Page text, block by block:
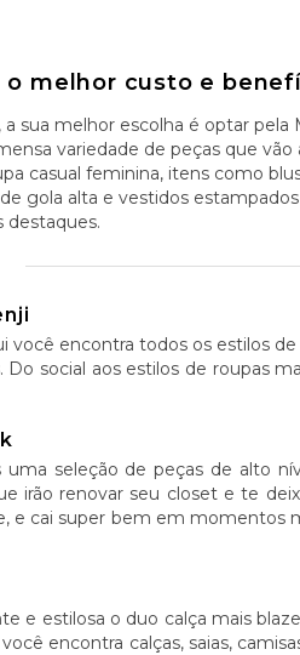
o melhor custo e
sua melhor escolha é optar pela
variedade de peças que vão
casual feminina, itens como
gola alta e vestidos
destaques.
você encontra todos os estilos
social aos estilos de roupas
seleção de peças de alto
irão renovar seu closet e te
e cai super bem em momentos
e estilosa o duo calça mais
encontra calças, saias,